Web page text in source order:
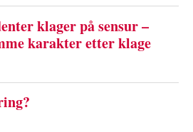
klager på sensur –
karakter etter klage